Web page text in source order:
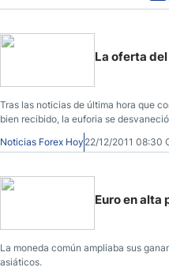
La oferta
Tras las noticias de última hora que
bien recibido, la euforia se
Noticias Forex Hoy 22/12/2011 08:30
Euro en alta
La moneda común ampliaba sus
asiáticos.